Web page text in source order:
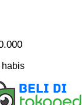
habis